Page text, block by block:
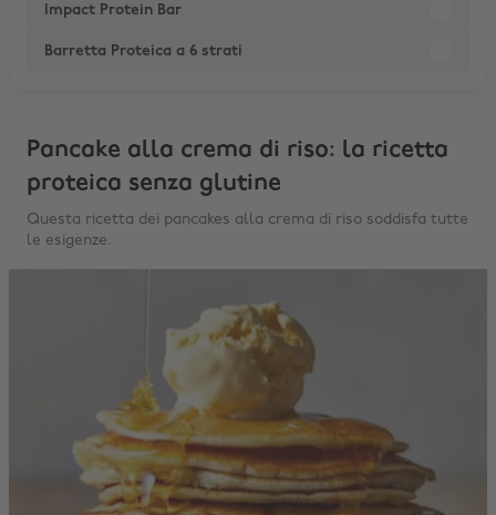
Impact Protein Bar
Barretta Proteica a 6 strati
Pancake alla crema di riso: la ricetta
proteica senza glutine
Questa ricetta dei pancakes alla crema di riso soddisfa tutte
le esigenze.